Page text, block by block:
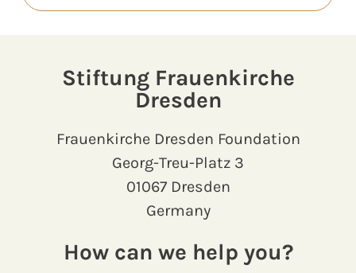
Stiftung Frauenkirche
Dresden
Frauenkirche Dresden Foundation
Georg-Treu-Platz 3
01067 Dresden
Germany
How can we help you?